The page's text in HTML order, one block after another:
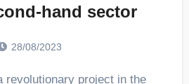
hand sector
28/08/2023